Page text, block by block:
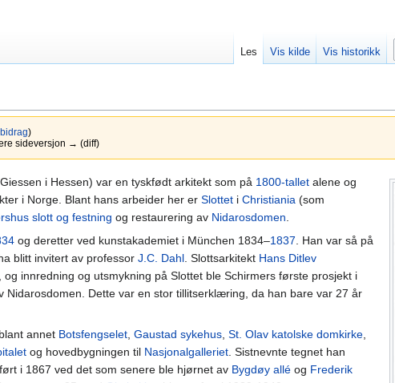
bidrag)
sideversjon → (diff)
i Hessen) var en tyskfødt arkitekt som på 1800-tallet alene og
i Norge. Blant hans arbeider her er Slottet i Christiania (som
slott og festning og restaurering av Nidarosdomen
og deretter ved kunstakademiet i München 1834–1837 . Han var så på
blitt invitert av professor J.C. Dahl . Slottsarkitekt Hans Ditlev
og innredning og utsmykning på Slottet ble Schirmers første prosjekt i
Nidarosdomen. Dette var en stor tillitserklæring, da han bare var 27 år
annet Botsfengselet Gaustad sykehus St. Olav katolske domkirke
og hovedbygningen til Nasjonalgalleriet . Sistnevnte tegnet han
i 1867 ved det som senere ble hjørnet av Bygdøy allé og Frederik
Les Vis kilde Vis historikk